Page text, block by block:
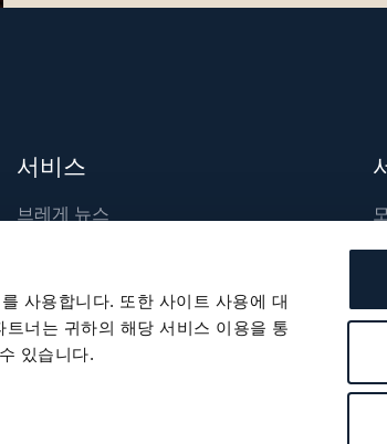
사용합니다. 또한 사이트 사용에 대
너는 귀하의 해당 서비스 이용을 통
있습니다.
서비스
브레게 뉴스
출판물
지속 가능성
채용